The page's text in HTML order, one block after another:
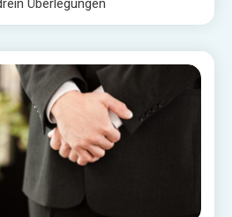
Überlegungen